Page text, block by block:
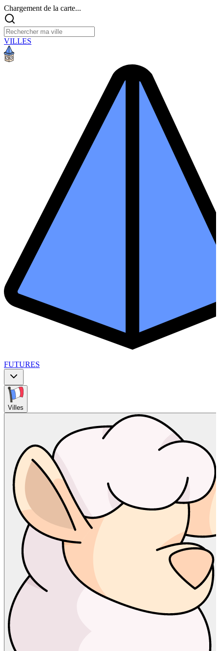
Chargement de la carte...
VILLES
FUTURES
Villes